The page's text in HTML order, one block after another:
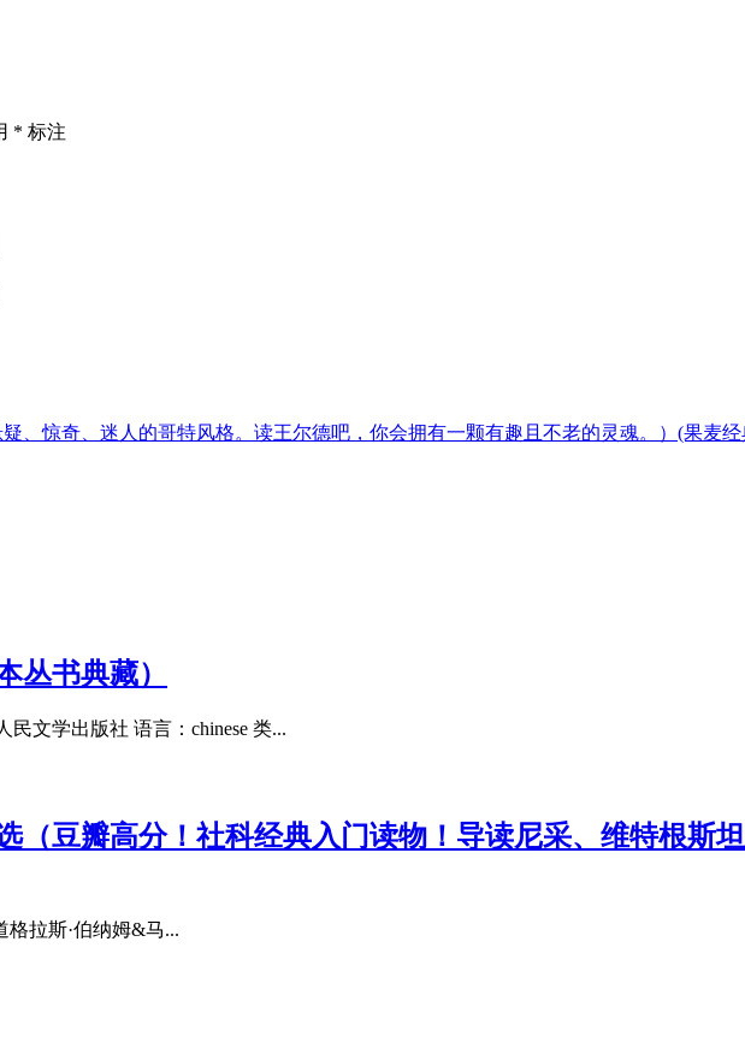
* 标注
、惊奇、迷人的哥特风格。读王尔德吧，你会拥有一颗有趣且不老的灵魂。）(果麦经
丛书典藏）
文学出版社 语言：chinese 类...
（豆瓣高分！社科经典入门读物！导读尼采、维特根斯
格拉斯·伯纳姆&马...